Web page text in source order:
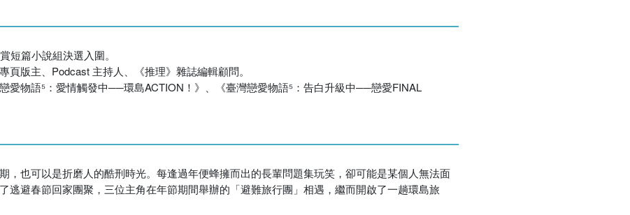
短篇小說組決選入圍。
版主、Podcast 主持人、《推理》雜誌編輯顧問。
愛物語⁵：愛情觸發中──環島ACTION！》、《臺灣戀愛物語⁵：告白升級中──戀愛FINAL
，也可以是折磨人的酷刑時光。每逢過年便蜂擁而出的長輩問題集玩笑，卻可能是某個人無法面
避春節回家團聚，三位主角在年節期間舉辦的「避難旅行團」相遇，繼而開啟了一趟環島旅